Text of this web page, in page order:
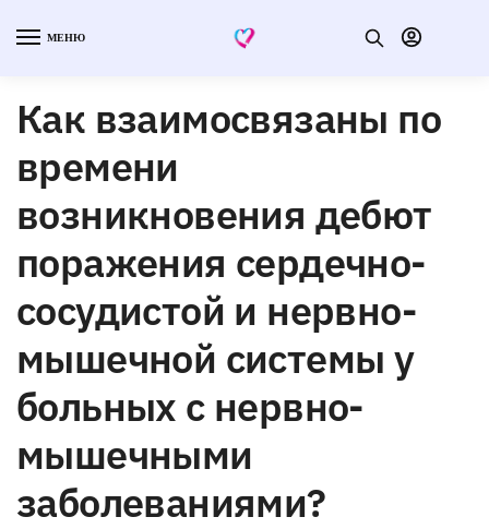
МЕНЮ
Как взаимосвязаны по
времени
возникновения дебют
поражения сердечно-
сосудистой и нервно-
мышечной системы у
больных с нервно-
мышечными
заболеваниями?